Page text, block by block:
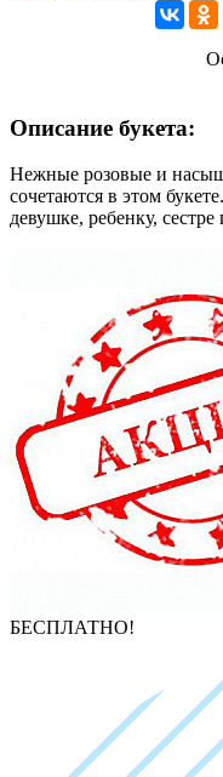
Описание букета:
Нежные розовые и
сочетаются в этом
девушке, ребенку,
БЕСПЛАТНО!